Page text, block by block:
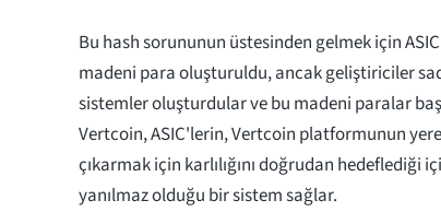
Bu hash sorununun üstesinden gelmek için
madeni para oluşturuldu, ancak geliştiriciler
sistemler oluşturdular ve bu madeni paralar
Vertcoin, ASIC'lerin, Vertcoin platformunun
çıkarmak için karlılığını doğrudan hedeflediği
yanılmaz olduğu bir sistem sağlar.